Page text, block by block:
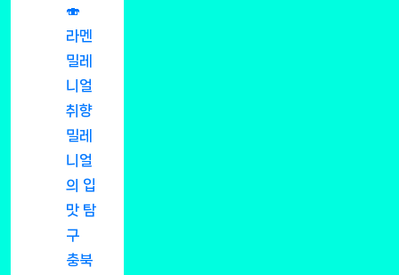
🍣
라멘
밀레
니얼
취향
밀레
니얼
의 입
맛 탐
구
충북